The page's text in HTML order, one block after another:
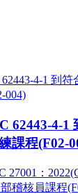
62443-4-1
課程(F02-